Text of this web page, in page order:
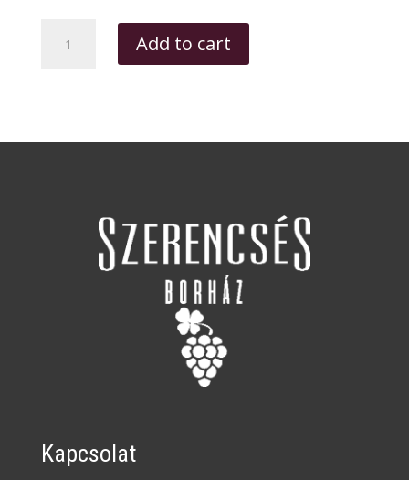
Kékfrankos
Franco
Add to cart
Kapcsolat